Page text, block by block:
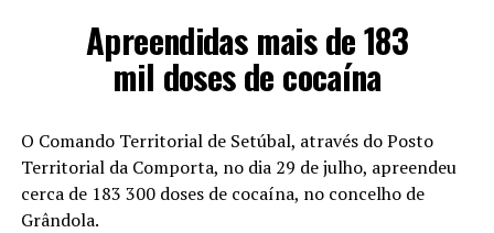
Apreendidas mais de 183
mil doses de cocaína
O Comando Territorial de Setúbal, através do Posto
Territorial da Comporta, no dia 29 de julho, apreendeu
cerca de 183 300 doses de cocaína, no concelho de
Grândola.